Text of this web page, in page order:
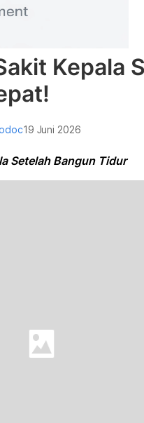
Kepala
19 Juni 2026
Setelah Bangun Tidur